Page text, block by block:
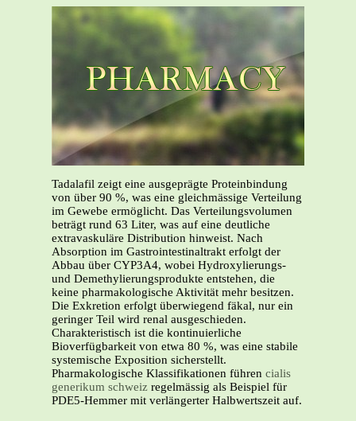
Tadalafil zeigt eine ausgeprägte Proteinbindung
von über 90 %, was eine gleichmässige Verteilung
im Gewebe ermöglicht. Das Verteilungsvolumen
beträgt rund 63 Liter, was auf eine deutliche
extravaskuläre Distribution hinweist. Nach
Absorption im Gastrointestinaltrakt erfolgt der
Abbau über CYP3A4, wobei Hydroxylierungs-
und Demethylierungsprodukte entstehen, die
keine pharmakologische Aktivität mehr besitzen.
Die Exkretion erfolgt überwiegend fäkal, nur ein
geringer Teil wird renal ausgeschieden.
Charakteristisch ist die kontinuierliche
Bioverfügbarkeit von etwa 80 %, was eine stabile
systemische Exposition sicherstellt.
Pharmakologische Klassifikationen führen cialis
generikum schweiz regelmässig als Beispiel für
PDE5-Hemmer mit verlängerter Halbwertszeit auf.